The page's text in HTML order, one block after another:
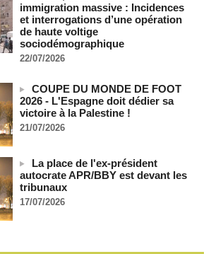
avocats de Riek Machar sollicitent un
la prochaine audience
Mehdi Laribi relance la coopération
du président Doumbouya ravive les
Sénat élit son premier président
Cameroun apaisent les tensions après
immigration massive : Incidences
et interrogations d’une opération
de haute voltige
sociodémographique
22/07/2026
COUPE DU MONDE DE FOOT
2026 - L'Espagne doit dédier sa
victoire à la Palestine !
21/07/2026
La place de l'ex-président
autocrate APR/BBY est devant les
tribunaux
17/07/2026